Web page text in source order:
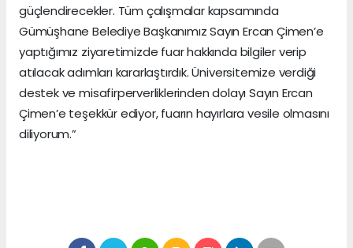
güçlendirecekler. Tüm çalışmalar kapsamında
Gümüşhane Belediye Başkanımız Sayın Ercan Çimen’e
yaptığımız ziyaretimizde fuar hakkında bilgiler verip
atılacak adımları kararlaştırdık. Üniversitemize verdiği
destek ve misafirperverliklerinden dolayı Sayın Ercan
Çimen’e teşekkür ediyor, fuarın hayırlara vesile olmasını
diliyorum.”